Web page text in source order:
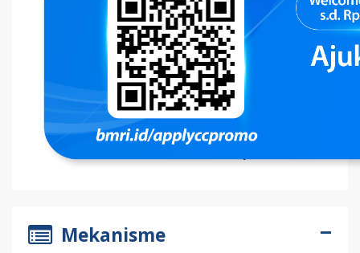
Mekanisme